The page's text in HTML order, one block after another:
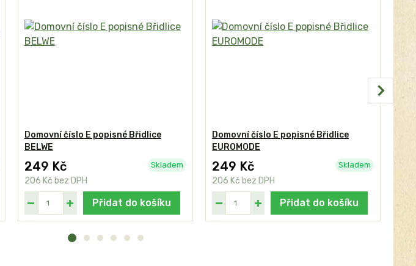
Domovní číslo E popisné Břidlice
BELWE
249 Kč
206 Kč bez DPH
Skladem
Přidat do košíku
Domovní číslo E popisné Břidlice
EUROMODE
249 Kč
206 Kč bez DPH
Skladem
Přidat do košíku